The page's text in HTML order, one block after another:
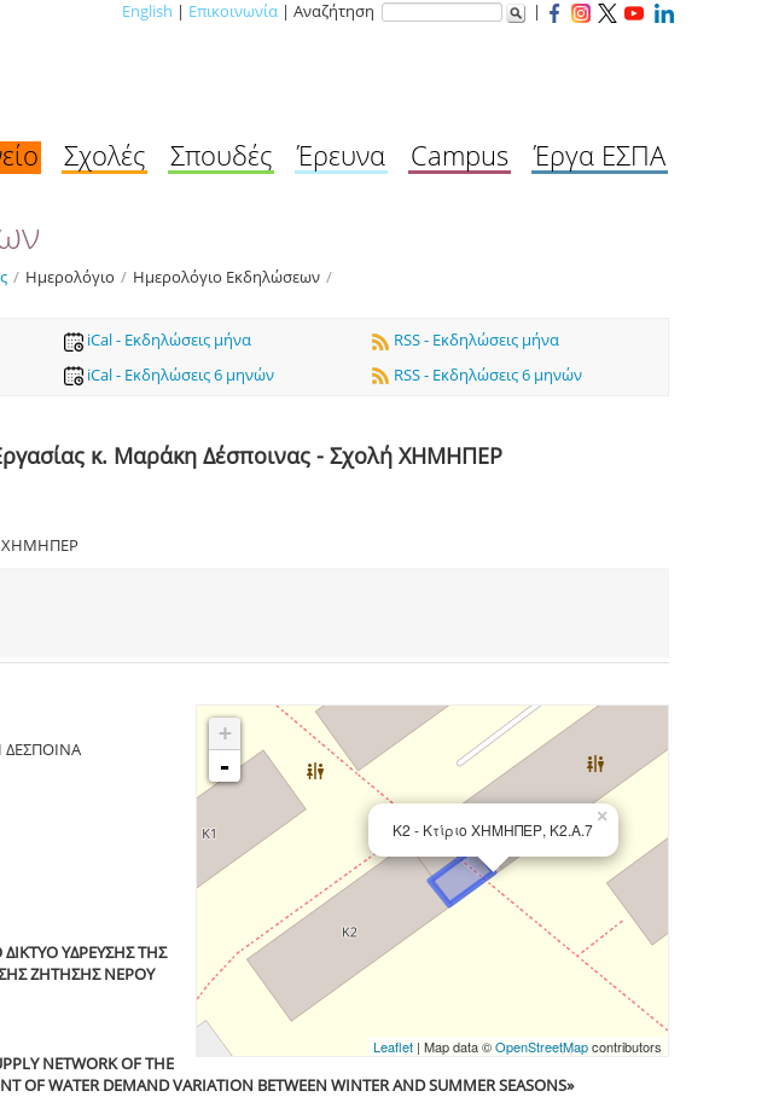
English | Επικοινωνία | Αναζήτηση |
Σχολές Σπουδές Έρευνα Campus Έργα ΕΣΠΑ
/ Ημερολόγιο / Ημερολόγιο Εκδηλώσεων /
iCal - Εκδηλώσεις μήνα
iCal - Εκδηλώσεις 6 μηνών
RSS - Εκδηλώσεις μήνα
RSS - Εκδηλώσεις 6 μηνών
κ. Μαράκη Δέσποινας - Σχολή ΧΗΜΗΠΕΡ
ΧΗΜΗΠΕΡ
×
Κ2 - Κτίριο ΧΗΜΗΠΕΡ, Κ2.Α.7
+
-
Leaflet| Map data ©OpenStreetMapcontributors
ΔΕΣΠΟΙΝΑ
ΥΔΡΕΥΣΗΣ ΤΗΣ
ΖΗΤΗΣΗΣ ΝΕΡΟΥ
NETWORK OF THE
OF WATER DEMAND VARIATION BETWEEN WINTER AND SUMMER SEASONS»